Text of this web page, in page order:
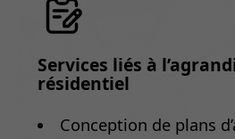
Services liés à
résidentiel
Conception de plans